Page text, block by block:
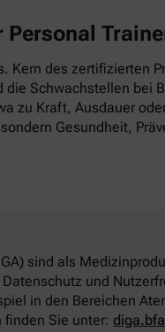
Kern des zertifizierten
die Schwachstellen
zu Kraft, Ausdauer
Gesundheit,
sind als
und
in den Bereichen
finden Sie unter: